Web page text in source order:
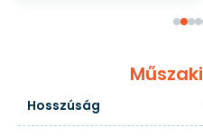
Műszaki
Hosszúság